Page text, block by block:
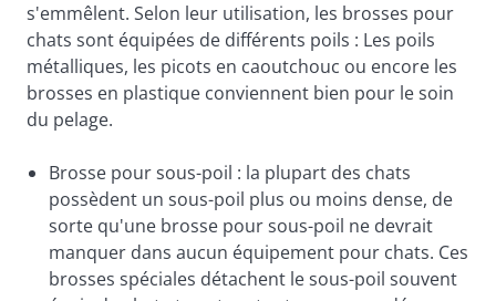
s'emmêlent. Selon leur utilisation, les brosses pour
chats sont équipées de différents poils : Les poils
métalliques, les picots en caoutchouc ou encore les
brosses en plastique conviennent bien pour le soin
du pelage.
Brosse pour sous-poil : la plupart des chats
possèdent un sous-poil plus ou moins dense, de
sorte qu'une brosse pour sous-poil ne devrait
manquer dans aucun équipement pour chats. Ces
brosses spéciales détachent le sous-poil souvent